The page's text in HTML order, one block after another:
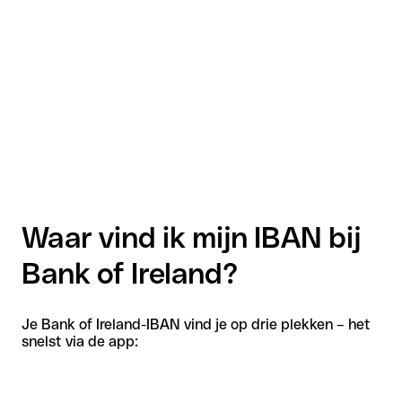
Waar vind ik mijn IBAN bij
Bank of Ireland?
Je Bank of Ireland-IBAN vind je op drie plekken – het
snelst via de app: